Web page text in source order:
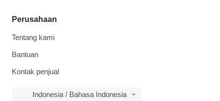
Perusahaan
Tentang kami
Bantuan
Kontak penjual
Indonesia / Bahasa Indonesia